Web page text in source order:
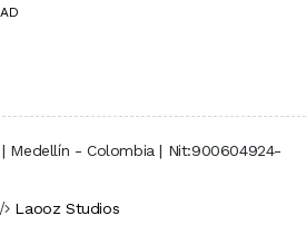
Medellín - Colombia | Nit:900604924-
Laooz Studios